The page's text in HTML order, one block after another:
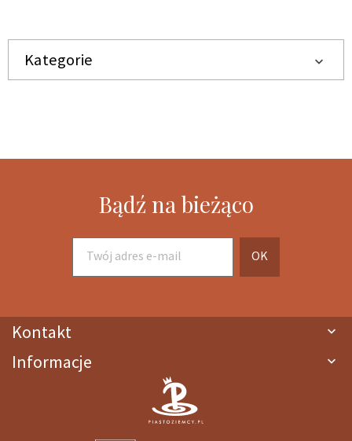
Kategorie 
Bądź na bieżąco
Kontakt 
Informacje 